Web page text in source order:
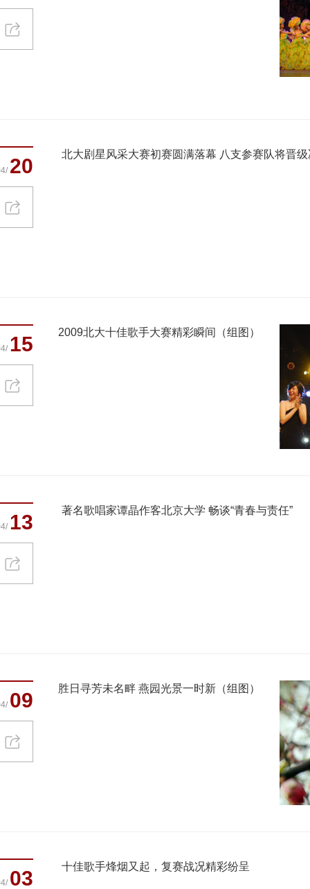
20
北大剧星风采大赛初赛圆满落幕 八支参赛队将晋
15
2009北大十佳歌手大赛精彩瞬间（组图）
13
著名歌唱家谭晶作客北京大学 畅谈“青春与责任”
09
胜日寻芳未名畔 燕园光景一时新（组图）
03
十佳歌手烽烟又起，复赛战况精彩纷呈